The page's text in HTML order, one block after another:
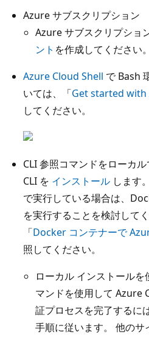
Azure サブスクリプション
Azure サブスクリプショ
ント を作成してください。
Azure Cloud Shell で Bash
いては、「Get started with
してください。
CLI 参照コマンドをローカ
CLI を インストール します
で実行している場合は、
を実行することを検討して
「Docker コンテナーで
照してください。
ローカル インストールを
マンドを使用して Azure
証プロセスを完了するに
手順に従います。 他の